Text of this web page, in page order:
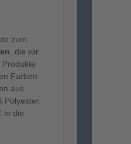
zum
, die wir
Farben
aus
Polyester.
in die